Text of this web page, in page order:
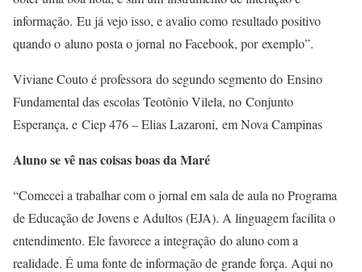
informação. Eu já vejo isso, e avalio como resultado positivo
quando o aluno posta o jornal no Facebook, por exemplo”.
Viviane Couto é professora do segundo segmento do Ensino
Fundamental das escolas Teotônio Vilela, no Conjunto
Esperança, e Ciep 476 – Elias Lazaroni, em Nova Campinas
Aluno se vê nas coisas boas da Maré
“Comecei a trabalhar com o jornal em sala de aula no Programa
de Educação de Jovens e Adultos (EJA). A linguagem facilita o
entendimento. Ele favorece a integração do aluno com a
realidade. É uma fonte de informação de grande força. Aqui no